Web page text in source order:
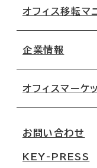
地図から探す
路線・駅から探
オフィス移転マ
移転コストシミュ
移転スケジュー
オフィス移転
企業情報
オフィスマーケ
大阪
お問い合わせ
KEY-PRESS